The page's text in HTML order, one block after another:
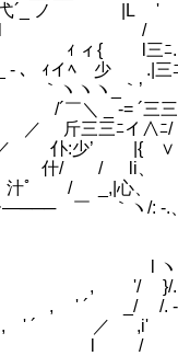
ノ
l / 'ﾆ
{ l三ﾆ
少 .|三
’ ﾉ
´三
ﾆイ∧
|{ ∨
/
_,|心、 ／
｀ヽ/: -.、
/ /
｀ 7 /
}/. / /
- .ｿ./ _
/./ ,'
/ ././ /